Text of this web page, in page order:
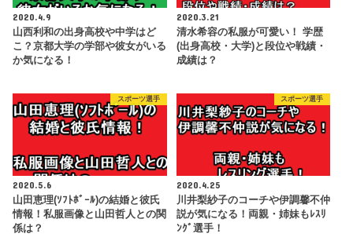
2020.4.9
山西利和の出身高校や中学はど
こ？京都大学の学部や彼女がいる
か気になる！
2020.3.21
清水希容の私服が可愛い！ 学歴
(出身高校・大学)と段位や戦績・
成績は？
スポーツ選手
2020.5.6
山田恵理(ｿﾌﾄﾎﾞｰﾙ)の結婚と彼氏
情報！私服画像と山田哲人との関
係は？
スポーツ選手
2020.4.25
川井梨紗子のコーチや伊調馨不仲
説が気になる！両親・姉妹もﾚｽﾘ
ﾝｸﾞ選手！